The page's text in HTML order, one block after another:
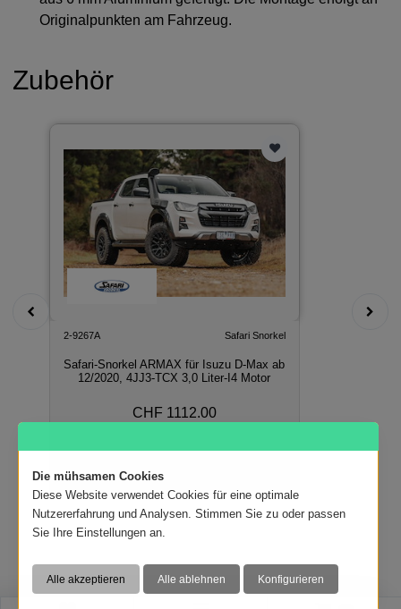
Originalpunkten am Fahrzeug.
Zubehör
2-9267A Safari Snorkel
Safari-Snorkel ARMAX für Isuzu D-Max ab
12/2020, 4JJ3-TCX 3,0 Liter-I4 Motor
CHF 1112.00
Die mühsamen Cookies
Diese Website verwendet Cookies für eine optimale
Nutzererfahrung und Analysen. Stimmen Sie zu oder passen
Sie Ihre Einstellungen an.